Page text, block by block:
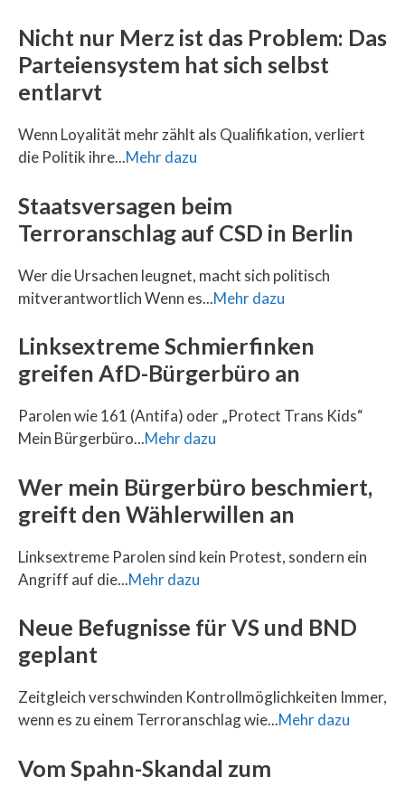
Nicht nur Merz ist das Problem: Das
Parteiensystem hat sich selbst
entlarvt
Wenn Loyalität mehr zählt als Qualifikation, verliert
die Politik ihre...Mehr dazu
Staatsversagen beim
Terroranschlag auf CSD in Berlin
Wer die Ursachen leugnet, macht sich politisch
mitverantwortlich Wenn es...Mehr dazu
Linksextreme Schmierfinken
greifen AfD-Bürgerbüro an
Parolen wie 161 (Antifa) oder „Protect Trans Kids“
Mein Bürgerbüro...Mehr dazu
Wer mein Bürgerbüro beschmiert,
greift den Wählerwillen an
Linksextreme Parolen sind kein Protest, sondern ein
Angriff auf die...Mehr dazu
Neue Befugnisse für VS und BND
geplant
Zeitgleich verschwinden Kontrollmöglichkeiten Immer,
wenn es zu einem Terroranschlag wie...Mehr dazu
Vom Spahn-Skandal zum